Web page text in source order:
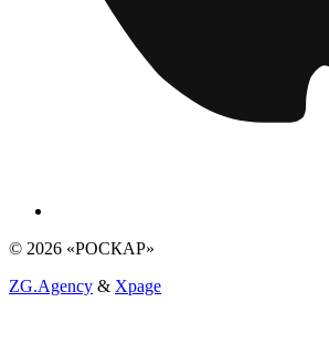
© 2026 «РОСКАР»
ZG.Agency & Xpage